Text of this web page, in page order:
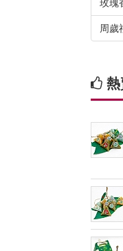
玫瑰
周歲
熱